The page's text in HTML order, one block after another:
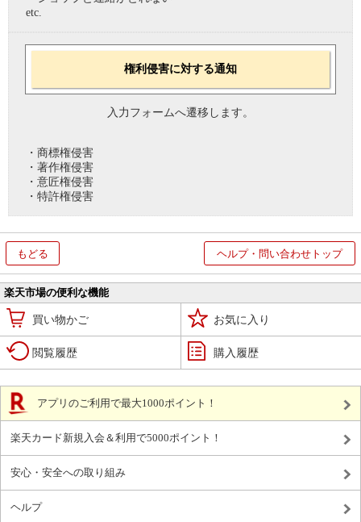
etc.
権利侵害に対する通知
入力フォームへ遷移します。
・商標権侵害
・著作権侵害
・意匠権侵害
・特許権侵害
もどる ヘルプ・問い合わせトップ
楽天市場の便利な機能
買い物かご お気に入り
閲覧履歴 購入履歴
アプリのご利用で最大1000ポイント！
楽天カード新規入会＆利用で5000ポイント！
安心・安全への取り組み
ヘルプ